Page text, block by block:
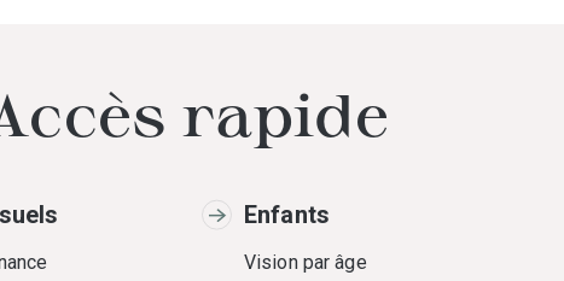
rapide
Enfants
Vision par âge